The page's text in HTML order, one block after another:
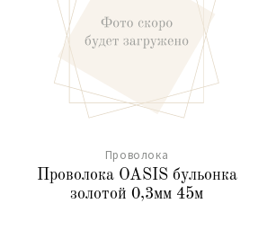
Проволока
Проволока OASIS бульонка
золотой 0,3мм 45м